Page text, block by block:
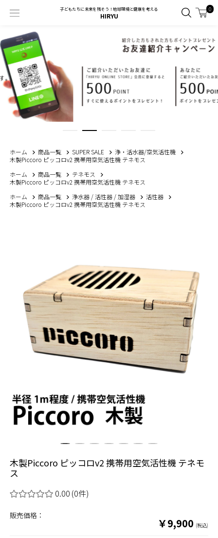
子どもたちに未来を残そう！地球環境と健康を考える
HIRYU
0
ホーム 商品一覧 SUPER SALE
浄・活水器/空気活性機
木製Piccoro ピッコロv2 携帯用空気活性機 テネモス
ホーム
商品一覧
テネモス
木製Piccoro ピッコロv2 携帯用空気活性機 テネモス
ホーム
商品一覧 浄水器 / 活性器 / 加湿器
活性器
木製Piccoro ピッコロv2 携帯用空気活性機 テネモス
木製Piccoro ピッコロv2 携帯用空気活性機 テネモ
ス
0.00 (0件)
販売価格：
￥9,900 (税込)